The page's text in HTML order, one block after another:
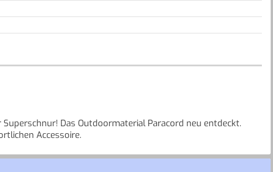
Das Outdoormaterial Paracord neu entdeckt.
Accessoire.